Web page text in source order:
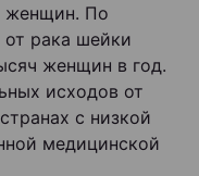
женщин. По
рака шейки
женщин в год.
исходов от
с низкой
медицинской